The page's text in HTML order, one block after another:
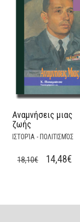
Αναμνήσεις μιας
ζωής
ΙΣΤΟΡΊΑ - ΠΟΛΙΤΙΣΜΌΣ
18,10€
ORIGINAL
14,48€